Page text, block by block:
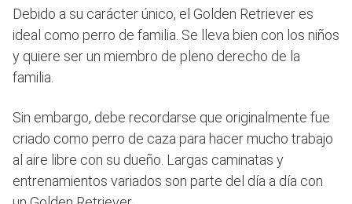
Debido a su carácter único, el Golden Retriever es
ideal como perro de familia. Se lleva bien con los niños
y quiere ser un miembro de pleno derecho de la
familia.
Sin embargo, debe recordarse que originalmente fue
criado como perro de caza para hacer mucho trabajo
al aire libre con su dueño. Largas caminatas y
entrenamientos variados son parte del día a día con